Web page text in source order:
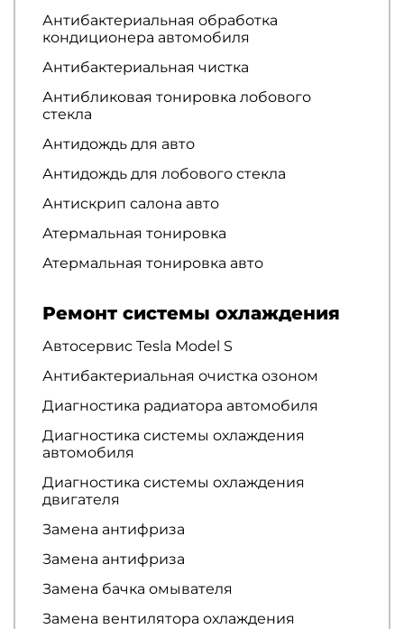
Антибактериальная обработка
кондиционера автомобиля
Антибактериальная чистка
Антибликовая тонировка лобового
стекла
Антидождь для авто
Антидождь для лобового стекла
Антискрип салона авто
Атермальная тонировка
Атермальная тонировка авто
Ремонт системы охлаждения
Автосервис Tesla Model S
Антибактериальная очистка озоном
Диагностика радиатора автомобиля
Диагностика системы охлаждения
автомобиля
Диагностика системы охлаждения
двигателя
Замена антифриза
Замена антифриза
Замена бачка омывателя
Замена вентилятора охлаждения